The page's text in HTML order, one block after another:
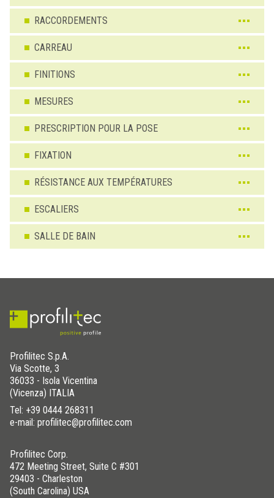
RACCORDEMENTS
CARREAU
FINITIONS
MESURES
PRESCRIPTION POUR LA POSE
FIXATION
RÉSISTANCE AUX TEMPÉRATURES
ESCALIERS
SALLE DE BAIN
Profilitec S.p.A.
Via Scotte, 3
36033 - Isola Vicentina
(Vicenza) ITALIA
Tel: +39 0444 268311
e-mail: profilitec@profilitec.com
Profilitec Corp.
472 Meeting Street, Suite C #301
29403 - Charleston
(South Carolina) USA